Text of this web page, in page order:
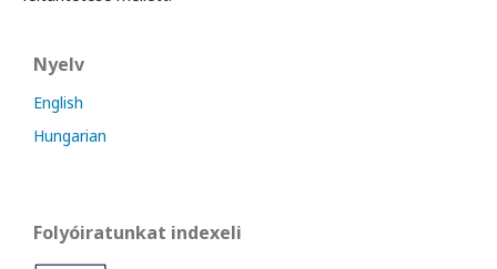
Nyelv
English
Hungarian
Folyóiratunkat indexeli